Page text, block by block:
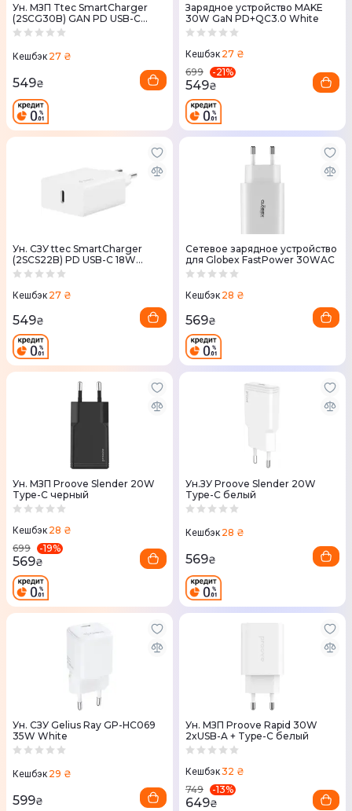
Ун. МЗП Ttec SmartCharger
(2SCG30B) GAN PD USB-C
30W белый
Кешбэк 27 ₴
549₴
Зарядное устройство MAKE
30W GaN PD+QC3.0 White
Кешбэк 27 ₴
699
-21%
549₴
Ун. СЗУ ttec SmartCharger
(2SCS22B) PD USB-C 18W
белый
Кешбэк 27 ₴
549₴
Сетевое зарядное устройство
для Globex FastPower 30WAC
Кешбэк 28 ₴
569₴
Ун. МЗП Proove Slender 20W
Type-C черный
Кешбэк 28 ₴
699
-19%
569₴
Ун.ЗУ Proove Slender 20W
Type-C белый
Кешбэк 28 ₴
569₴
Ун. СЗУ Gelius Ray GP-HC069
35W White
Кешбэк 29 ₴
599₴
Ун. МЗП Proove Rapid 30W
2xUSB-A + Type-C белый
Кешбэк32 ₴
749
-13%
649₴